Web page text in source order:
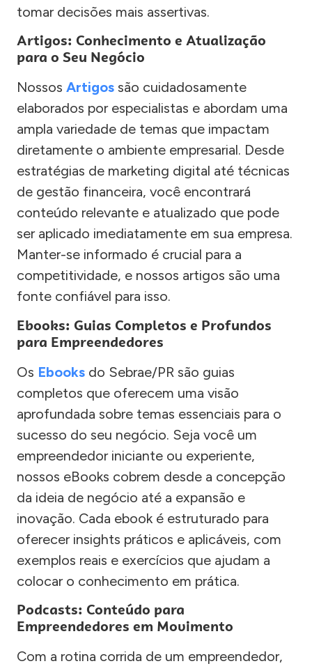
tomar decisões mais assertivas.
Artigos: Conhecimento e Atualização
para o Seu Negócio
Nossos Artigos são cuidadosamente
elaborados por especialistas e abordam uma
ampla variedade de temas que impactam
diretamente o ambiente empresarial. Desde
estratégias de marketing digital até técnicas
de gestão financeira, você encontrará
conteúdo relevante e atualizado que pode
ser aplicado imediatamente em sua empresa.
Manter-se informado é crucial para a
competitividade, e nossos artigos são uma
fonte confiável para isso.
Ebooks: Guias Completos e Profundos
para Empreendedores
Os Ebooks do Sebrae/PR são guias
completos que oferecem uma visão
aprofundada sobre temas essenciais para o
sucesso do seu negócio. Seja você um
empreendedor iniciante ou experiente,
nossos eBooks cobrem desde a concepção
da ideia de negócio até a expansão e
inovação. Cada ebook é estruturado para
oferecer insights práticos e aplicáveis, com
exemplos reais e exercícios que ajudam a
colocar o conhecimento em prática.
Podcasts: Conteúdo para
Empreendedores em Movimento
Com a rotina corrida de um empreendedor,